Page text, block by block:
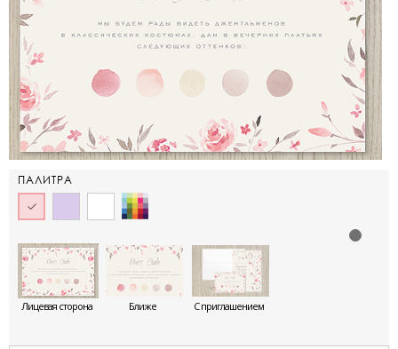
ПАЛИТРА
Лицевая сторона Ближе С приглашением